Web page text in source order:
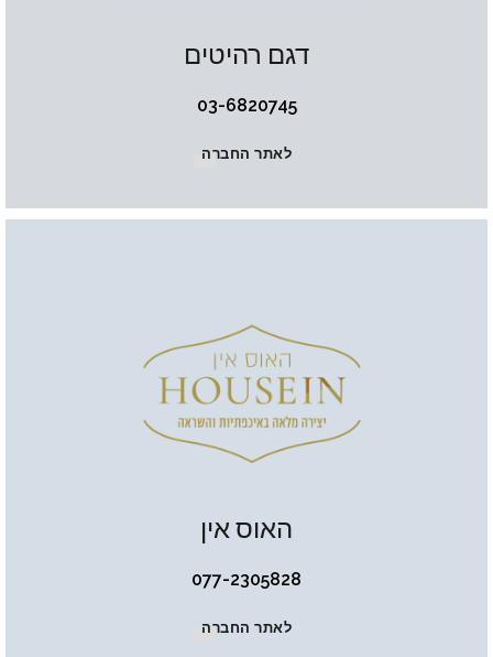
דגם רהיטים
03-6820745
לאתר החברה
האוס אין
077-2305828
לאתר החברה